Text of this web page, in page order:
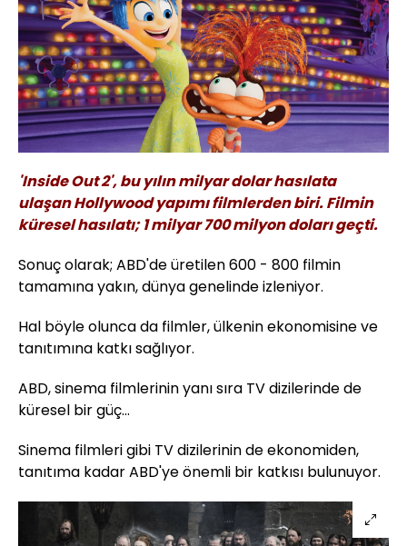
'Inside Out 2', bu yılın milyar dolar hasılata
ulaşan Hollywood yapımı filmlerden biri. Filmin
küresel hasılatı; 1 milyar 700 milyon doları geçti.
Sonuç olarak; ABD'de üretilen 600 - 800 filmin
tamamına yakın, dünya genelinde izleniyor.
Hal böyle olunca da filmler, ülkenin ekonomisine ve
tanıtımına katkı sağlıyor.
ABD, sinema filmlerinin yanı sıra TV dizilerinde de
küresel bir güç...
Sinema filmleri gibi TV dizilerinin de ekonomiden,
tanıtıma kadar ABD'ye önemli bir katkısı bulunuyor.